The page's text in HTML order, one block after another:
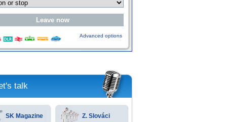
Advanced options
talk
SK Magazine Z. Slováci